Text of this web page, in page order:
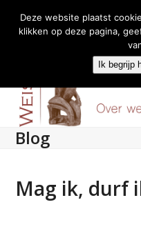
Blog
Mag ik, durf
Deze website plaatst
klikken op deze pagina,
Ik begrijp